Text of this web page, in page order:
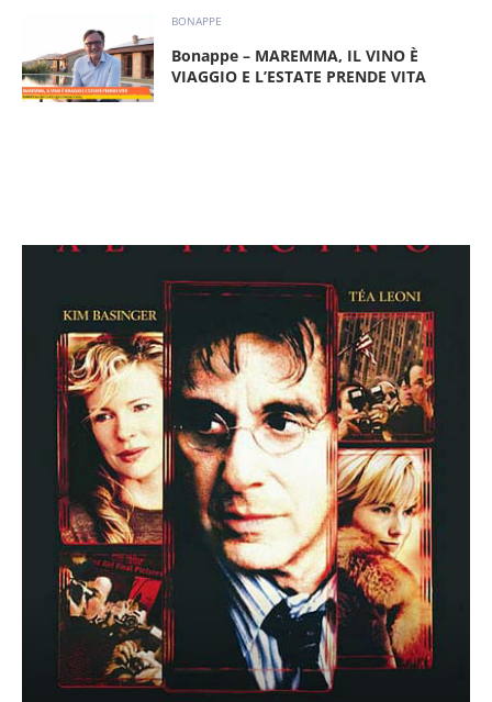
BONAPPE
Bonappe – MAREMMA, IL VINO È
VIAGGIO E L’ESTATE PRENDE VITA